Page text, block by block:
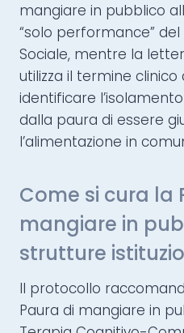
mangiare in pubblico
“solo performance” del
Sociale, mentre la
utilizza il termine
identificare
dalla paura di essere
l’alimentazione in
Come si cura la
mangiare in
strutture
Il protocollo
Paura di mangiare in